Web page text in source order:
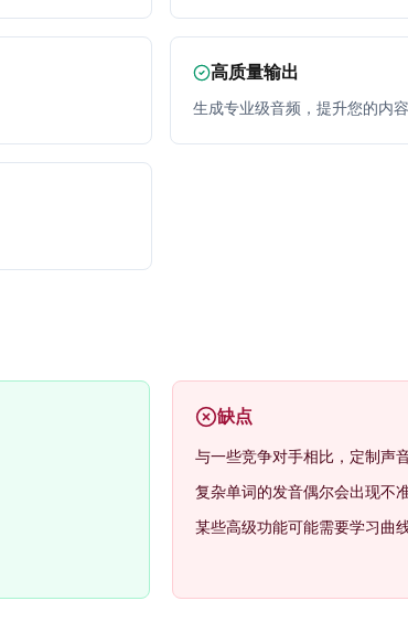
高质量输出
生成专业级音频，提升您的内容
缺点
与一些竞争对手相比，定制声
复杂单词的发音偶尔会出现不
某些高级功能可能需要学习曲线